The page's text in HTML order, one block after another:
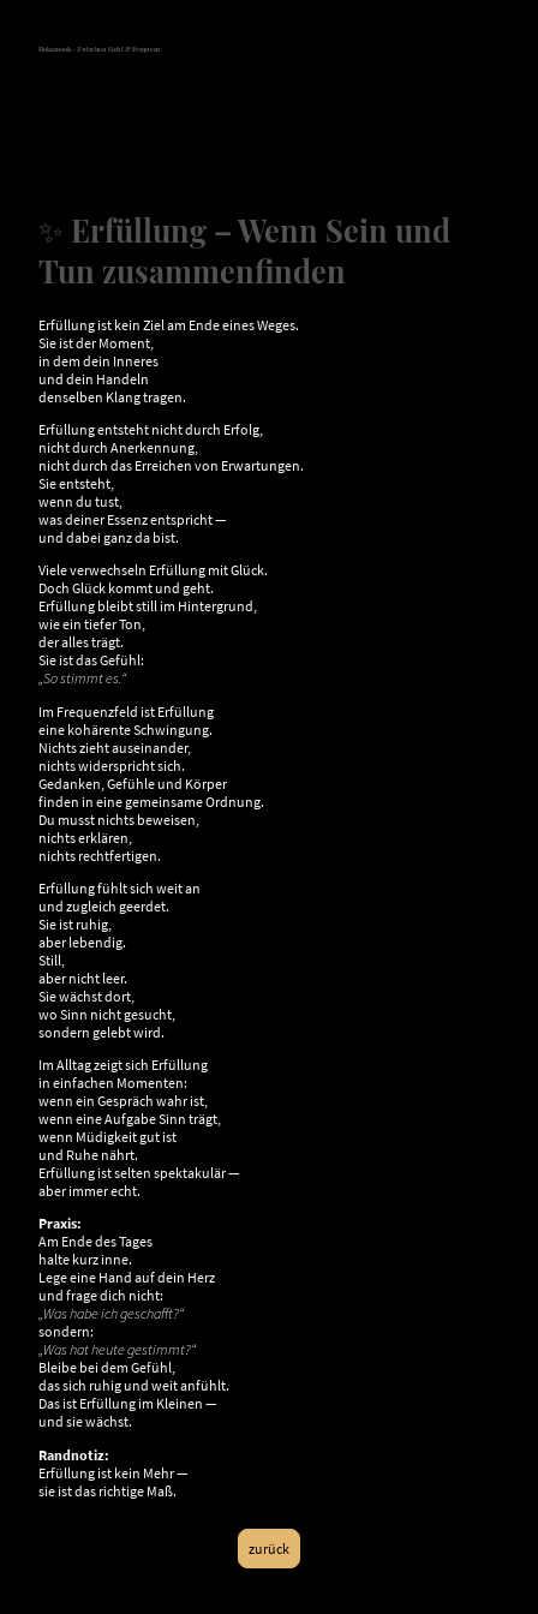
Hokamook - Zwischen Licht & Frequenz
✨ Erfüllung – Wenn Sein und
Tun zusammenfinden
Erfüllung ist kein Ziel am Ende eines Weges.
Sie ist der Moment,
in dem dein Inneres
und dein Handeln
denselben Klang tragen.
Erfüllung entsteht nicht durch Erfolg,
nicht durch Anerkennung,
nicht durch das Erreichen von Erwartungen.
Sie entsteht,
wenn du tust,
was deiner Essenz entspricht —
und dabei ganz da bist.
Viele verwechseln Erfüllung mit Glück.
Doch Glück kommt und geht.
Erfüllung bleibt still im Hintergrund,
wie ein tiefer Ton,
der alles trägt.
Sie ist das Gefühl:
„So stimmt es.“
Im Frequenzfeld ist Erfüllung
eine kohärente Schwingung.
Nichts zieht auseinander,
nichts widerspricht sich.
Gedanken, Gefühle und Körper
finden in eine gemeinsame Ordnung.
Du musst nichts beweisen,
nichts erklären,
nichts rechtfertigen.
Erfüllung fühlt sich weit an
und zugleich geerdet.
Sie ist ruhig,
aber lebendig.
Still,
aber nicht leer.
Sie wächst dort,
wo Sinn nicht gesucht,
sondern gelebt wird.
Im Alltag zeigt sich Erfüllung
in einfachen Momenten:
wenn ein Gespräch wahr ist,
wenn eine Aufgabe Sinn trägt,
wenn Müdigkeit gut ist
und Ruhe nährt.
Erfüllung ist selten spektakulär —
aber immer echt.
Praxis:
Am Ende des Tages
halte kurz inne.
Lege eine Hand auf dein Herz
und frage dich nicht:
„Was habe ich geschafft?“
sondern:
„Was hat heute gestimmt?“
Bleibe bei dem Gefühl,
das sich ruhig und weit anfühlt.
Das ist Erfüllung im Kleinen —
und sie wächst.
Randnotiz:
Erfüllung ist kein Mehr —
sie ist das richtige Maß.
zurück